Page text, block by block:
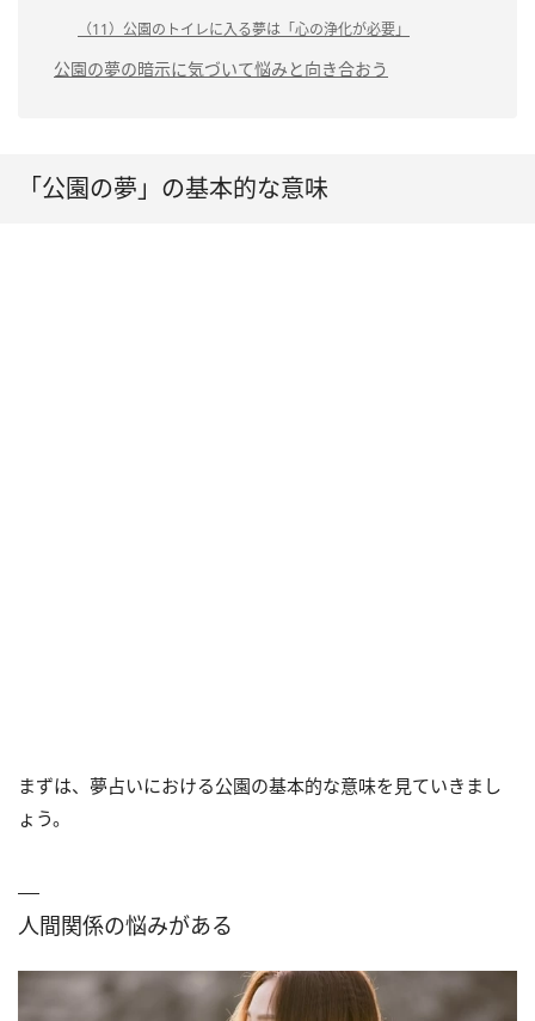
（11）公園のトイレに入る夢は「心の浄化が必要」
公園の夢の暗示に気づいて悩みと向き合おう
「公園の夢」の基本的な意味
まずは、夢占いにおける公園の基本的な意味を見ていきまし
ょう。
人間関係の悩みがある